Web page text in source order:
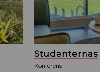
Studenternas
Konferens